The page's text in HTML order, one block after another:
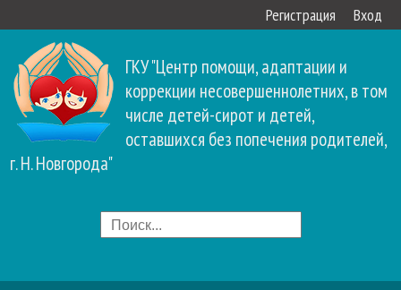
Вход
Регистрация
ГКУ "Центр помощи, адаптации и
коррекции несовершеннолетних, в том
числе детей-сирот и детей,
оставшихся без попечения родителей,
г. Н. Новгорода"